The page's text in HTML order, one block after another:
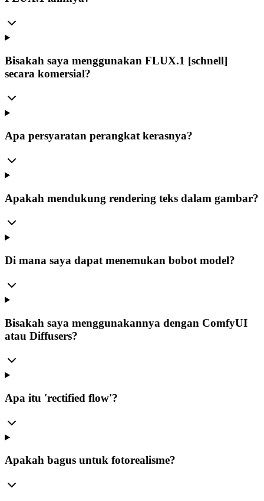
Bisakah saya menggunakan FLUX.1 [schnell]
secara komersial?
Apa persyaratan perangkat kerasnya?
Apakah mendukung rendering teks dalam gambar?
Di mana saya dapat menemukan bobot model?
Bisakah saya menggunakannya dengan ComfyUI
atau Diffusers?
Apa itu 'rectified flow'?
Apakah bagus untuk fotorealisme?